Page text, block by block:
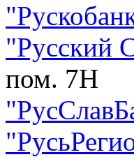
"
"Русский
пом. 7Н
"
"